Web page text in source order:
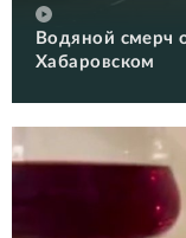
Водяной смерч
Хабаровском